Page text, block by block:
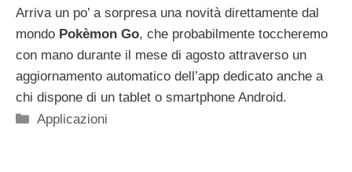
Arriva un po’ a sorpresa una novità direttamente dal
mondo Pokèmon Go, che probabilmente toccheremo
con mano durante il mese di agosto attraverso un
aggiornamento automatico dell’app dedicato anche a
chi dispone di un tablet o smartphone Android.
Categorie
Applicazioni